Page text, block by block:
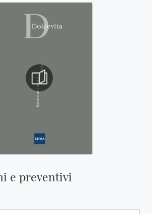
e preventivi